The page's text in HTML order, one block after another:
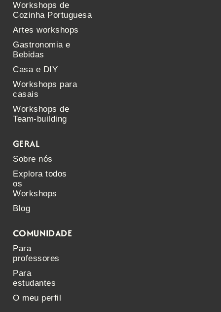
Workshops de
Cozinha Portuguesa
Artes workshops
Gastronomia e
Bebidas
Casa e DIY
Workshops para
casais
Workshops de
Team-building
GERAL
Sobre nós
Explora todos
os
Workshops
Blog
COMUNIDADE
Para
professores
Para
estudantes
O meu perfil